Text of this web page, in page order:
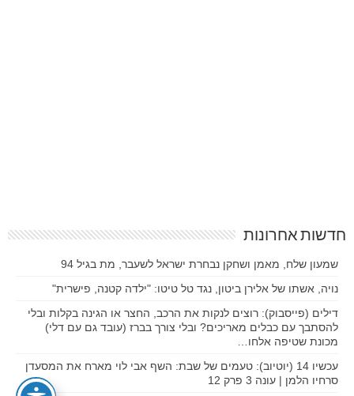
חדשות אחרונות
שמעון שלח, מאמן ושחקן נבחרת ישראל לשעבר, מת בגיל 94
נויה, אשתו של אלירן ביטון, נגד טל טיטו: "ילדה קטנה, פישרית"
דילים (פייסבוק): רוצים לנקות את הרכב, החצר או הגינה בקלות ובלי
להסתבך עם כבלים מאריכים? ובלי צורך בברז (עובד גם עם דלי)
מכונת שטיפה אלחו…
עכשיו 14 (יוטיוב): טעמים של שבת: השף אבי לוי מארח את המסעדן
סרחיו הלמן | עונה 3 פרק 12